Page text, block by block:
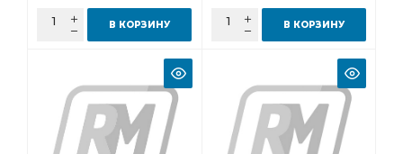
В КОРЗИНУ В КОРЗИНУ